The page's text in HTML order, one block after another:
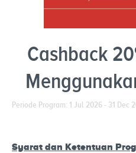
Cashback
Periode Program: 1 Jul 2026 - 31 Dec
Syarat dan Ketentuan